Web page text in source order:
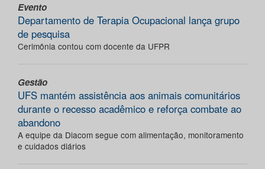
Evento
Departamento de Terapia Ocupacional lança grupo
de pesquisa
Cerimônia contou com docente da UFPR
Gestão
UFS mantém assistência aos animais comunitários
durante o recesso acadêmico e reforça combate ao
abandono
A equipe da Diacom segue com alimentação, monitoramento
e cuidados diários